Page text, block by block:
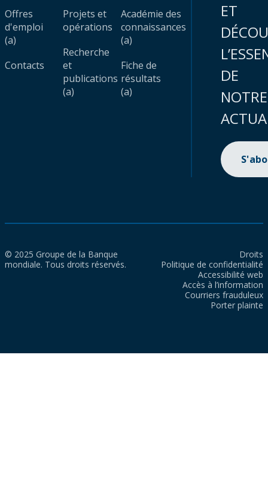
Offres
d'emploi
(a)
Contacts
Projets et
opérations
Recherche
et
publications
(a)
Académie des
connaissances
(a)
Fiche de
résultats
(a)
ET
DE
NOTRE
© 2025 Groupe de la Banque
mondiale. Tous droits réservés.
Droits
Politique de confidentialité
Accessibilité web
Accès à l’information
Courriers frauduleux
Porter plainte